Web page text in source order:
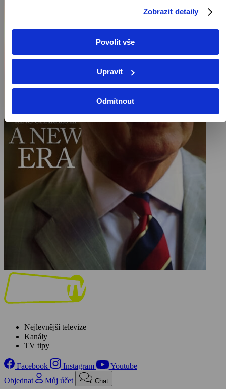
Zobrazit detaily
Povolit vše
Upravit
Odmítnout
Nejlevnější televize
Kanály
TV tipy
Facebook Instagram
Youtube
Objednat
Můj účet Chat